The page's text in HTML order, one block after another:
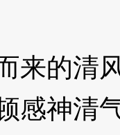
的清风
感神清